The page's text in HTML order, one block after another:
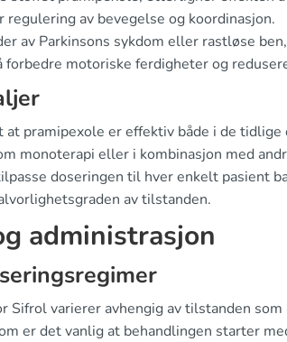
regulering av bevegelse og koordinasjon.
av Parkinsons sykdom eller rastløse
motoriske ferdigheter og
pramipexole er effektiv både i de tidlige
monoterapi eller i kombinasjon med
doseringen til hver enkelt pasient
av tilstanden.
administrasjon
Sifrol varierer avhengig av tilstanden som
er det vanlig at behandlingen starter